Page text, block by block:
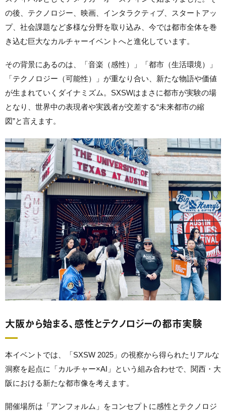
の後、テクノロジー、映画、インタラクティブ、スタートアッ
プ、社会課題など多様な分野を取り込み、今では都市全体を巻
き込む巨大なカルチャーイベントへと進化しています。
その背景にあるのは、「音楽（感性）」「都市（生活環境）」
「テクノロジー（可能性）」が重なり合い、新たな物語や価値
が生まれていくダイナミズム。SXSWはまさに都市が実験の場
となり、世界中の表現者や実践者が交差する“未来都市の縮
図”と言えます。
大阪から始まる、感性とテクノロジーの都市実験
本イベントでは、「SXSW 2025」の視察から得られたリアルな
洞察を起点に「カルチャー×AI」という組み合わせで、関西・大
阪における新たな都市像を考えます。
開催場所は「アンフォルム」をコンセプトに感性とテクノロジ